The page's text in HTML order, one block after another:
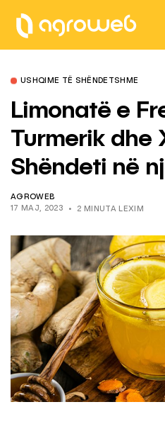
USHQIME TË SHËNDETSHME
Limonatë e
Turmerik dhe
Shëndeti në
AGROWEB
17 MAJ, 2023
2 MINUTA LEXIM